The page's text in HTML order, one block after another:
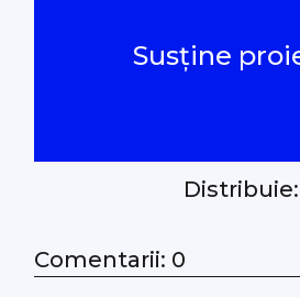
#PeScurt din CMC
#Podcast
Susține
Distribuie:
Comentarii: 0